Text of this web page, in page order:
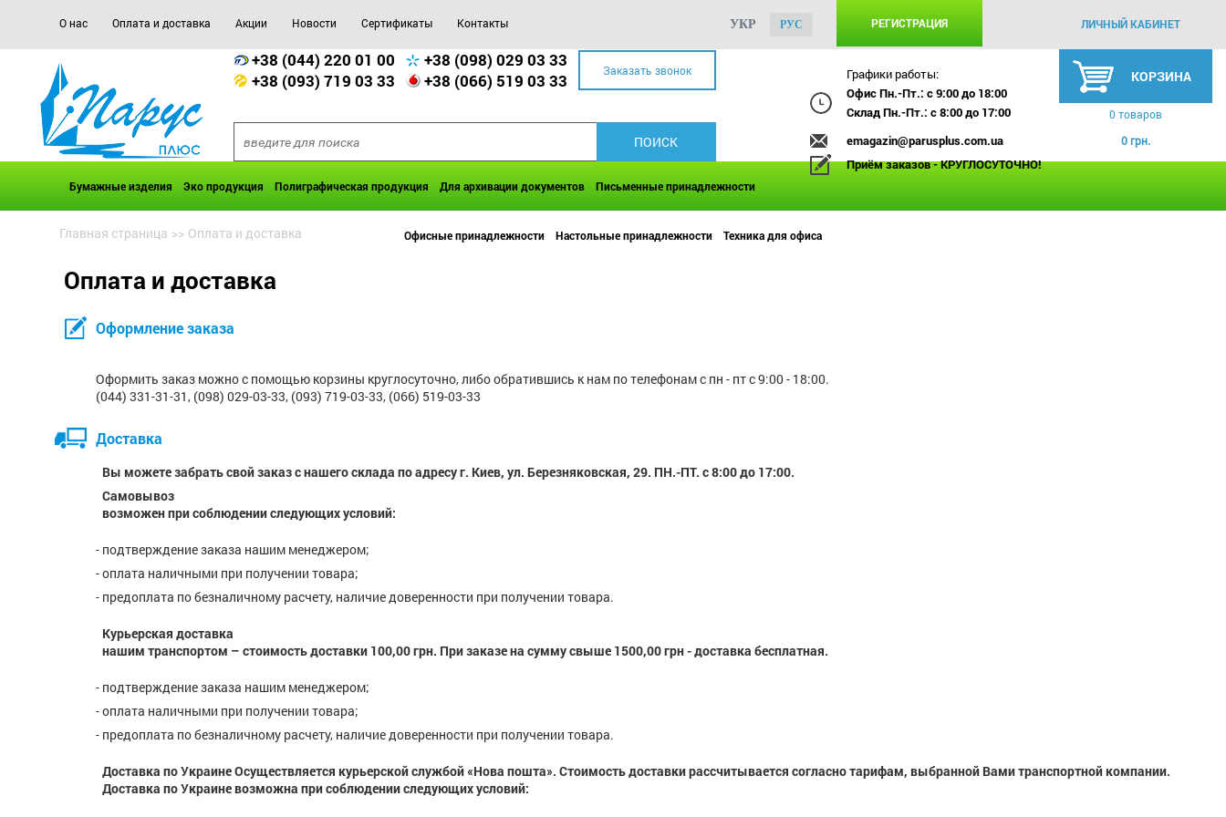
О нас Оплата и доставка Акции Новости Сертификаты Контакты РЕГИСТРАЦИЯ ЛИЧНЫЙ КАБИНЕТ
УКР РУС
+38 (044) 220 01 00
+38 (098) 029 03 33
+38 (093) 719 03 33
+38 (066) 519 03 33 Заказать звонок
Графики работы:
Офис Пн.-Пт.: с 9:00 до 18:00
Склад Пн.-Пт.: с 8:00 до 17:00
emagazin@parusplus.com.ua
Приём заказов - КРУГЛОСУТОЧНО!
КОРЗИНА
0 товаров
0 грн.
Бумажные изделия Эко продукция Полиграфическая продукция Для архивации документов Письменные принадлежности
Офисные принадлежности Настольные принадлежности Техника для офиса
Главная страница >> Оплата и доставка
Оплата и доставка
Оформление заказа
Оформить заказ можно с помощью корзины круглосуточно, либо обратившись к нам по телефонам с пн - пт с 9:00 - 18:00.
(044) 331-31-31, (098) 029-03-33, (093) 719-03-33, (066) 519-03-33
Доставка
Вы можете забрать свой заказ с нашего склада по адресу г. Киев, ул. Березняковская, 29. ПН.-ПТ. с 8:00 до 17:00.
Самовывоз
возможен при соблюдении следующих условий:
- подтверждение заказа нашим менеджером;
- оплата наличными при получении товара;
- предоплата по безналичному расчету, наличие доверенности при получении товара.
Курьерская доставка
нашим транспортом – стоимость доставки 100,00 грн. При заказе на сумму свыше 1500,00 грн - доставка бесплатная.
- подтверждение заказа нашим менеджером;
- оплата наличными при получении товара;
- предоплата по безналичному расчету, наличие доверенности при получении товара.
Доставка по Украине Осуществляется курьерской службой «Нова пошта». Стоимость доставки рассчитывается согласно тарифам, выбранной Вами транспортной компании.
Доставка по Украине возможна при соблюдении следующих условий: